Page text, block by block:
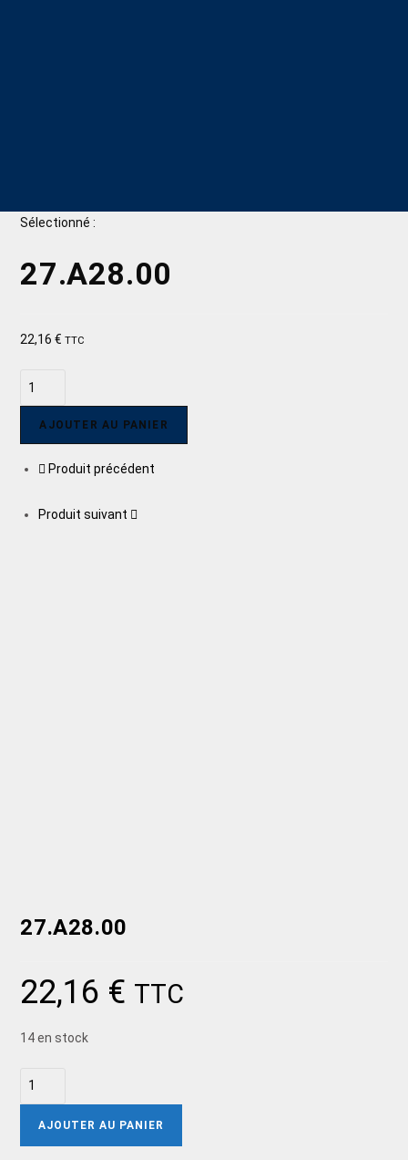
Sélectionné :
27.A28.00
22,16€ TTC
AJOUTER AU PANIER
Produit précédent
Produit suivant
27.A28.00
22,16 € TTC
14 en stock
AJOUTER AU PANIER